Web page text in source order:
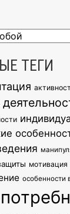
ТЕГИ
мотивация
особенности